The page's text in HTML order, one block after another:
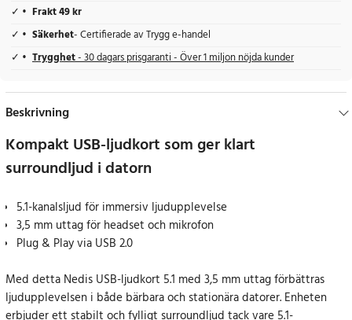
Frakt 49 kr
Säkerhet- Certifierade av Trygg e-handel
Trygghet- 30 dagars prisgaranti - Över 1 miljon nöjda kunder
Beskrivning
Kompakt USB-ljudkort som ger klart
surroundljud i datorn
5.1-kanalsljud för immersiv ljudupplevelse
3,5 mm uttag för headset och mikrofon
Plug & Play via USB 2.0
Med detta Nedis USB-ljudkort 5.1 med 3,5 mm uttag förbättras
ljudupplevelsen i både bärbara och stationära datorer. Enheten
erbjuder ett stabilt och fylligt surroundljud tack vare 5.1-